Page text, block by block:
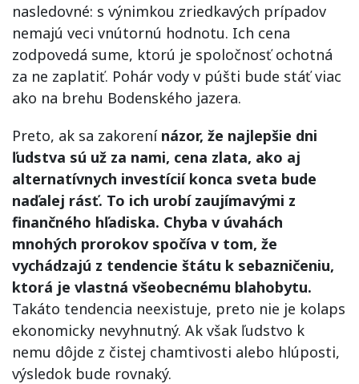
nasledovné: s výnimkou zriedkavých prípadov
nemajú veci vnútornú hodnotu. Ich cena
zodpovedá sume, ktorú je spoločnosť ochotná
za ne zaplatiť. Pohár vody v púšti bude stáť viac
ako na brehu Bodenského jazera.
Preto, ak sa zakorení názor, že najlepšie dni
ľudstva sú už za nami, cena zlata, ako aj
alternatívnych investícií konca sveta bude
naďalej rásť. To ich urobí zaujímavými z
finančného hľadiska. Chyba v úvahách
mnohých prorokov spočíva v tom, že
vychádzajú z tendencie štátu k sebazničeniu,
ktorá je vlastná všeobecnému blahobytu.
Takáto tendencia neexistuje, preto nie je kolaps
ekonomicky nevyhnutný. Ak však ľudstvo k
nemu dôjde z čistej chamtivosti alebo hlúposti,
výsledok bude rovnaký.